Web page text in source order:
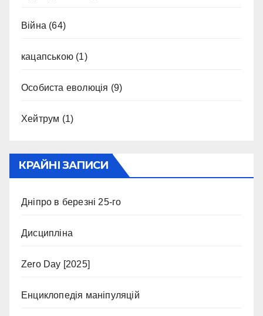
Війна (64)
кацапською (1)
Особиста еволюція (9)
Хейтрум (1)
КРАЙНІ ЗАПИСИ
Дніпро в березні 25-го
Дисципліна
Zero Day [2025]
Енциклопедія маніпуляцій